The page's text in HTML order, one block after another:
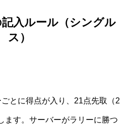
入ルール（シングル
ス）
とに得点が入り、21点先取（2
ます。サーバーがラリーに勝つ